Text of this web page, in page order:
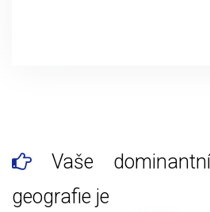
Vaše
geografie je